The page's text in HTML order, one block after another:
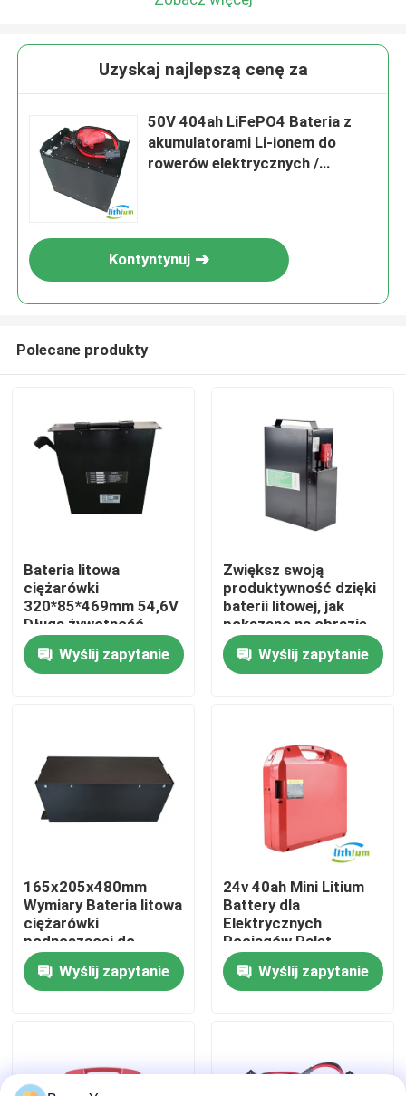
Dom
Produkty
Kontrola jakości
akumulator litowy do wózków widłowych
Elektryczny wózek widłowy Akumulator litowo-jonowy
Akumulator wózka paletowego
Uzyskaj najlepszą cenę za
50V 404ah LiFePO4 Bateria z
akumulatorami Li-ionem do
rowerów elektrycznych /
Kontyntynuj
Polecane produkty
Bateria litowa
ciężarówki
320*85*469mm 54,6V
Długa żywotność
Wyślij zapytanie
Zwiększ swoją
produktywność dzięki
baterii litowej, jak
pokazano na obrazie
Wyślij zapytanie
165x205x480mm
Wymiary Bateria litowa
ciężarówki
podnoszącej do
zastosowań ciężkich
Wyślij zapytanie
24v 40ah Mini Litium
Battery dla
Elektrycznych
Pociągów Palet
Wyślij zapytanie